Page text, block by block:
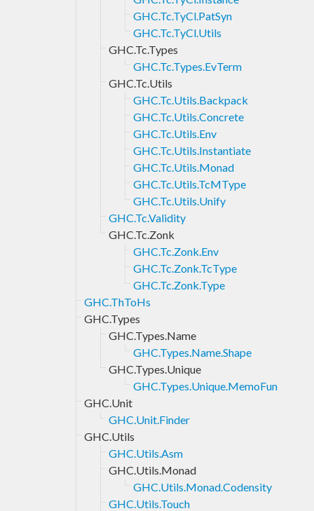
GHC.Tc.TyCl.PatSyn
GHC.Tc.TyCl.Utils
GHC.Tc.Types
GHC.Tc.Types.EvTerm
GHC.Tc.Utils
GHC.Tc.Utils.Backpack
GHC.Tc.Utils.Concrete
GHC.Tc.Utils.Env
GHC.Tc.Utils.Instantiate
GHC.Tc.Utils.Monad
GHC.Tc.Utils.TcMType
GHC.Tc.Utils.Unify
GHC.Tc.Validity
GHC.Tc.Zonk
GHC.Tc.Zonk.Env
GHC.Tc.Zonk.TcType
GHC.Tc.Zonk.Type
GHC.ThToHs
GHC.Types
GHC.Types.Name
GHC.Types.Name.Shape
GHC.Types.Unique
GHC.Types.Unique.MemoFun
GHC.Unit
GHC.Unit.Finder
GHC.Utils
GHC.Utils.Asm
GHC.Utils.Monad
GHC.Utils.Monad.Codensity
GHC.Utils.Touch